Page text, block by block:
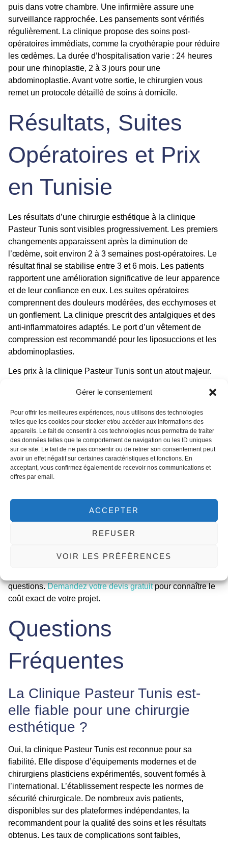
Gérer le consentement
Pour offrir les meilleures expériences, nous utilisons des technologies
telles que les cookies pour stocker et/ou accéder aux informations des
appareils. Le fait de consentir à ces technologies nous permettra de traiter
des données telles que le comportement de navigation ou les ID uniques
sur ce site. Le fait de ne pas consentir ou de retirer son consentement peut
avoir un effet négatif sur certaines caractéristiques et fonctions. En
acceptant, vous confirmez également de recevoir nos communications et
offres par email.
ACCEPTER
REFUSER
VOIR LES PRÉFÉRENCES
puis dans votre chambre. Une infirmière assure une
surveillance rapprochée. Les pansements sont vérifiés
régulièrement. La clinique propose des soins post-
opératoires immédiats, comme la cryothérapie pour réduire
les œdèmes. La durée d’hospitalisation varie : 24 heures
pour une rhinoplastie, 2 à 3 jours pour une
abdominoplastie. Avant votre sortie, le chirurgien vous
remet un protocole détaillé de soins à domicile.
Résultats, Suites
Opératoires et Prix
en Tunisie
Les résultats d’une chirurgie esthétique à la clinique
Pasteur Tunis sont visibles progressivement. Les premiers
changements apparaissent après la diminution de
l’œdème, soit environ 2 à 3 semaines post-opératoires. Le
résultat final se stabilise entre 3 et 6 mois. Les patients
rapportent une amélioration significative de leur apparence
et de leur confiance en eux. Les suites opératoires
comprennent des douleurs modérées, des ecchymoses et
un gonflement. La clinique prescrit des antalgiques et des
anti-inflammatoires adaptés. Le port d’un vêtement de
compression est recommandé pour les liposuccions et les
abdominoplasties.
Les prix à la clinique Pasteur Tunis sont un atout majeur.
en Europe. Par exemple, une rhinoplastie coûte entre
1800€ et 2500€, une liposuccion entre 2000€ et 3500€, et
un lifting facial entre 3000€ et 4500€. Ces tarifs incluent
généralement l’intervention, l’anesthésie, l’hospitalisation
et les consultations de suivi. En comparaison, les mêmes
opérations en France ou en Allemagne peuvent atteindre
8000€ à 15000€.
accompagnons de A à Z. Notre équipe sélectionne les
meilleurs chirurgiens de la clinique Pasteur Tunis. Nous
organisons votre transport depuis l’aéroport, votre
transfert vers la clinique. Un coordinateur médical
questions.Demandez votre devis gratuitpour connaître le
coût exact de votre projet.
Questions
Fréquentes
La Clinique Pasteur Tunis est-
elle fiable pour une chirurgie
esthétique ?
Oui, la clinique Pasteur Tunis est reconnue pour sa
fiabilité. Elle dispose d’équipements modernes et de
chirurgiens plasticiens expérimentés, souvent formés à
l’international. L’établissement respecte les normes de
sécurité chirurgicale. De nombreux avis patients,
disponibles sur des plateformes indépendantes, la
recommandent pour la qualité des soins et les résultats
obtenus. Les taux de complications sont faibles,